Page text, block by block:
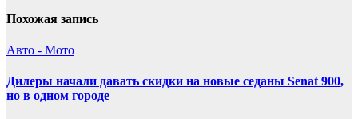
Похожая запись
Авто - Мото
Дилеры начали давать скидки на новые седаны Senat 900,
но в одном городе